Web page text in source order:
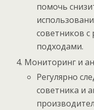
помочь
советников
подходами.
Мониторинг и
Регулярно
советника и